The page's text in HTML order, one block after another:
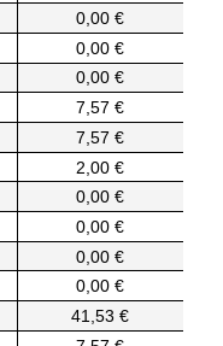
0,00 €
0,00 €
0,00 €
7,57 €
7,57 €
2,00 €
0,00 €
0,00 €
0,00 €
0,00 €
41,53 €